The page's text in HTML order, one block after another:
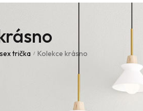
Kontaktujte nás
trička / Kolekce krásno